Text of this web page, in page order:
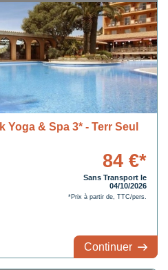
& Spa 3* - Terr Seul
84 €*
Sans Transport le
04/10/2026
*Prix à partir de, TTC/pers.
Continuer